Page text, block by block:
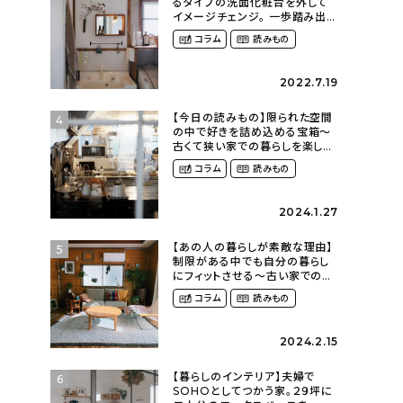
イメージチェンジ。 一歩踏み出し
て理想の空間へ〜築１２年の建
売住宅をDIYする暮らし
コラム 読みもの
2022.7.19
4
【今日の読みもの】限られた空間
の中で好きを詰め込める宝箱〜
古くて狭い家での暮らしを楽しむ
（2nyan_and_lifestylesさん）
コラム 読みもの
2024.1.27
5
【あの人の暮らしが素敵な理由】
制限がある中でも自分の暮らし
にフィットさせる〜古い家での暮
らしを楽しむ（idasanchiさん）
コラム 読みもの
2024.2.15
6
【暮らしのインテリア】夫婦で
SOHOとしてつかう家。２９坪に